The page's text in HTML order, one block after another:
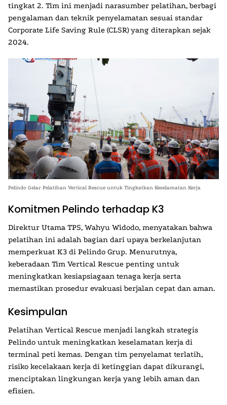
tingkat 2. Tim ini menjadi narasumber pelatihan, berbagi
pengalaman dan teknik penyelamatan sesuai standar
Corporate Life Saving Rule (CLSR) yang diterapkan sejak
2024.
Pelindo Gelar Pelatihan Vertical Rescue untuk Tingkatkan Keselamatan Kerja
Komitmen Pelindo terhadap K3
Direktur Utama TPS, Wahyu Widodo, menyatakan bahwa
pelatihan ini adalah bagian dari upaya berkelanjutan
memperkuat K3 di Pelindo Grup. Menurutnya,
keberadaan Tim Vertical Rescue penting untuk
meningkatkan kesiapsiagaan tenaga kerja serta
memastikan prosedur evakuasi berjalan cepat dan aman.
Kesimpulan
Pelatihan Vertical Rescue menjadi langkah strategis
Pelindo untuk meningkatkan keselamatan kerja di
terminal peti kemas. Dengan tim penyelamat terlatih,
risiko kecelakaan kerja di ketinggian dapat dikurangi,
menciptakan lingkungan kerja yang lebih aman dan
efisien.